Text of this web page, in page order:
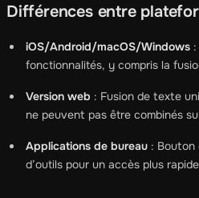
Différences entre
iOS/Android/macOS/Windows
fonctionnalités, y compris la
Version web : Fusion de texte
ne peuvent pas être combinés
Applications de bureau : Bouton
d’outils pour un accès plus rapide